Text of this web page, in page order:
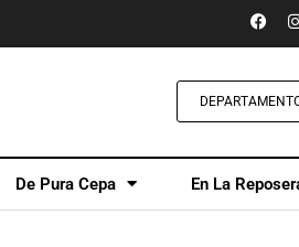
De Pura Cepa En La